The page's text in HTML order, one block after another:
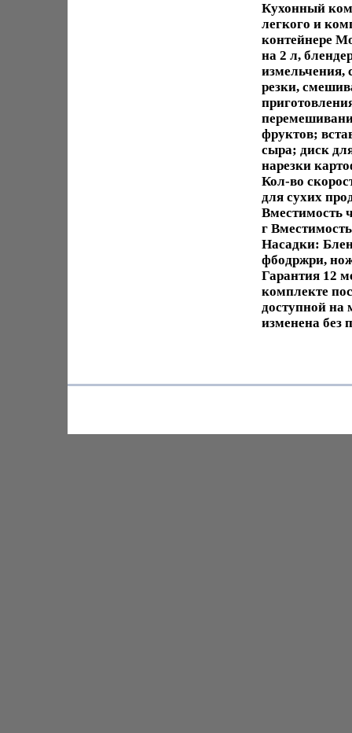
Кухонный
легкого и
контейнере
на 2 л,
измельчения,
резки,
фруктов;
сыра; диск
нарезки
Кол-во
для сухих
Вместимость
г
Насадки:
фбодржри,
Гарантия 12
комплекте
доступной
изменена без